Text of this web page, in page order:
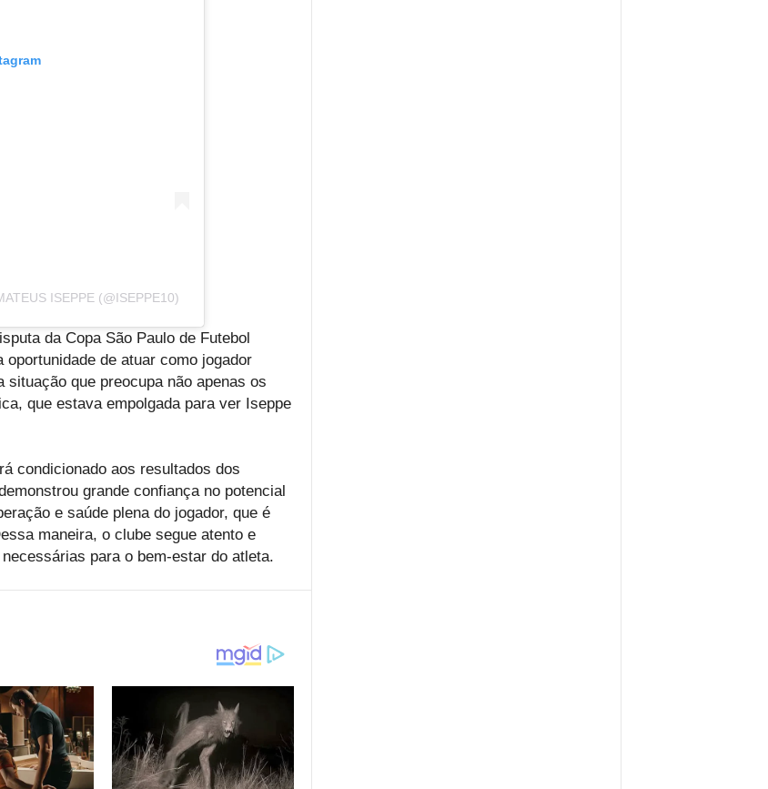
ISEPPE (@ISEPPE10)
da Copa São Paulo de Futebol
de atuar como jogador
que preocupa não apenas os
que estava empolgada para ver Iseppe
condicionado aos resultados dos
grande confiança no potencial
e saúde plena do jogador, que é
maneira, o clube segue atento e
para o bem-estar do atleta.